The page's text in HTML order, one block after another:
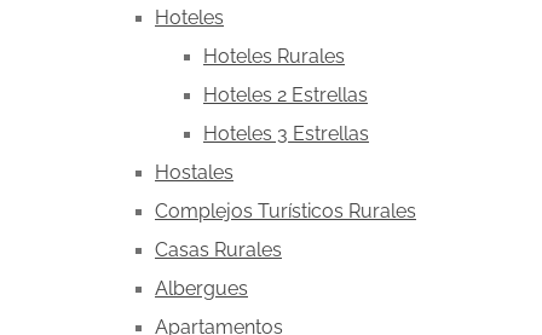
Hoteles
Hoteles Rurales
Hoteles 2 Estrellas
Hoteles 3 Estrellas
Hostales
Complejos Turísticos Rurales
Casas Rurales
Albergues
Apartamentos